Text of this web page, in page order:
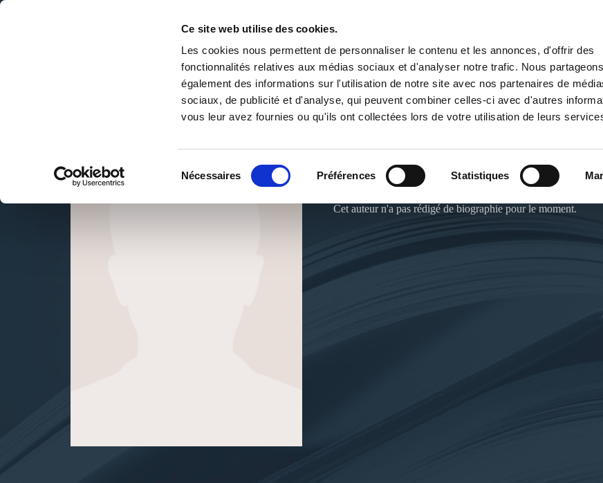
Ce site web utilise des cookies.
Les cookies nous permettent de personnaliser le contenu et les annonces, d'offrir des
fonctionnalités relatives aux médias sociaux et d'analyser notre trafic. Nous partageons
également des informations sur l'utilisation de notre site avec nos partenaires de
sociaux, de publicité et d'analyse, qui peuvent combiner celles-ci avec d'autres
vous leur avez fournies ou qu'ils ont collectées lors de votre utilisation de leurs
Nécessaires Préférences Statistiques
DE LA PAGE BLANCHE... AU BEST SELLER
PUBLIER UN LIVRE LIBRAIRIE
Madeleine Combes
MADELEINE COMBES
Cet auteur n'a pas rédigé de biographie pour le moment.